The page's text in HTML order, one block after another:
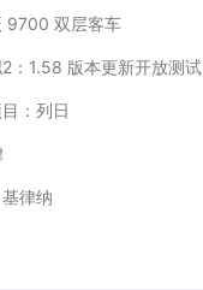
9700 双层客车
：1.58 版本更新开放测试
：列日
律纳